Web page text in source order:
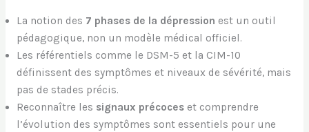
La notion des 7 phases de la dépression est un outil
pédagogique, non un modèle médical officiel.
Les référentiels comme le DSM-5 et la CIM-10
définissent des symptômes et niveaux de sévérité, mais
pas de stades précis.
Reconnaître les signaux précoceset comprendre
l’évolution des symptômes sont essentiels pour une